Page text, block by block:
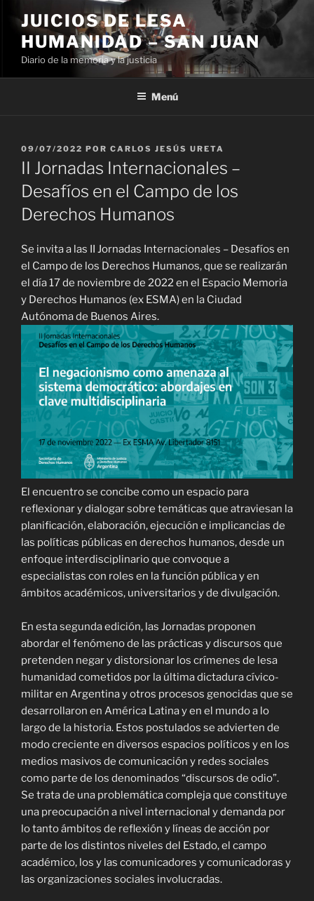
contenido
JUICIOS DE LESA
HUMANIDAD – SAN JUAN
Diario de la memoria y la justicia
Menú
PUBLICADO
EL
09/07/2022 POR CARLOS JESÚS URETA
II Jornadas Internacionales –
Desafíos en el Campo de los
Derechos Humanos
Se invita a las II Jornadas Internacionales – Desafíos en
el Campo de los Derechos Humanos, que se realizarán
el día 17 de noviembre de 2022 en el Espacio Memoria
y Derechos Humanos (ex ESMA) en la Ciudad
Autónoma de Buenos Aires.
El encuentro se concibe como un espacio para
reflexionar y dialogar sobre temáticas que atraviesan la
planificación, elaboración, ejecución e implicancias de
las políticas públicas en derechos humanos, desde un
enfoque interdisciplinario que convoque a
especialistas con roles en la función pública y en
ámbitos académicos, universitarios y de divulgación.
En esta segunda edición, las Jornadas proponen
abordar el fenómeno de las prácticas y discursos que
pretenden negar y distorsionar los crímenes de lesa
humanidad cometidos por la última dictadura cívico-
militar en Argentina y otros procesos genocidas que se
desarrollaron en América Latina y en el mundo a lo
largo de la historia. Estos postulados se advierten de
modo creciente en diversos espacios políticos y en los
medios masivos de comunicación y redes sociales
como parte de los denominados “discursos de odio”.
Se trata de una problemática compleja que constituye
una preocupación a nivel internacional y demanda por
lo tanto ámbitos de reflexión y líneas de acción por
parte de los distintos niveles del Estado, el campo
académico, los y las comunicadores y comunicadoras y
las organizaciones sociales involucradas.